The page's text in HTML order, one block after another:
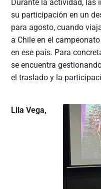
Durante la actividad, las
su participación en un
para agosto, cuando
a Chile en el
en ese país. Para
se encuentra
el traslado y la
Lila Vega,